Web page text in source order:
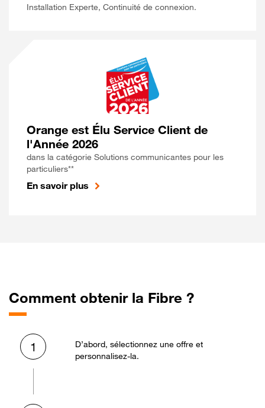
Installation Experte, Continuité de connexion.
Orange est Élu Service Client de
l'Année 2026
dans la catégorie Solutions communicantes pour les
particuliers**
En savoir plus
Comment obtenir la Fibre ?
1
D’abord, sélectionnez une offre et
personnalisez-la.